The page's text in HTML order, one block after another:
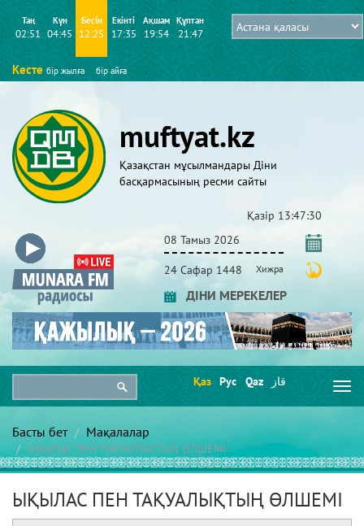
Таң
02:51
Күн
04:45
Бесін
12:25
Екінті
17:35
Ақшам
19:54
Құптан
21:47
Кесте бір жылға бір айға
muftyat.kz
Қазақстан мұсылмандары Діни
басқармасының ресми сайты
Қазір 13:47:30
08 Тамыз 2026
24 Сафар 1448 Хижра
ДІНИ МЕРЕКЕЛЕР
Қаз Рус Qaz قاز
Басты бет Мақалалар
ЫҚЫЛАС ПЕН ТАҚУАЛЫҚТЫҢ ӨЛШЕМІ
ЫҚЫЛАС ПЕН ТАҚУАЛЫҚТЫҢ ӨЛШЕМІ